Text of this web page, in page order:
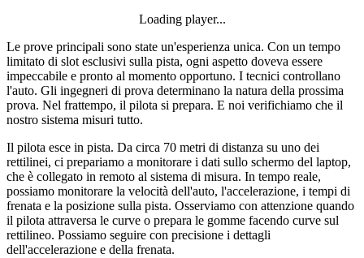
Loading player...
Le prove principali sono state un'esperienza unica. Con un tempo
limitato di slot esclusivi sulla pista, ogni aspetto doveva essere
impeccabile e pronto al momento opportuno. I tecnici controllano
l'auto. Gli ingegneri di prova determinano la natura della prossima
prova. Nel frattempo, il pilota si prepara. E noi verifichiamo che il
nostro sistema misuri tutto.
Il pilota esce in pista. Da circa 70 metri di distanza su uno dei
rettilinei, ci prepariamo a monitorare i dati sullo schermo del laptop,
che è collegato in remoto al sistema di misura. In tempo reale,
possiamo monitorare la velocità dell'auto, l'accelerazione, i tempi di
frenata e la posizione sulla pista. Osserviamo con attenzione quando
il pilota attraversa le curve o prepara le gomme facendo curve sul
rettilineo. Possiamo seguire con precisione i dettagli
dell'accelerazione e della frenata.